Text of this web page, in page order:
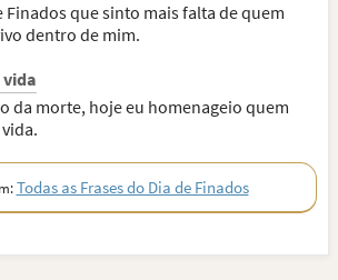
Finados que sinto mais falta de quem
dentro de mim.
vida
da morte, hoje eu homenageio quem
Todas as Frases do Dia de Finados